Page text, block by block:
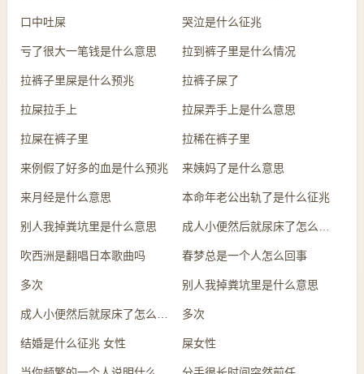
口中吐屎 哭泣是什么征兆
亏了很大一笔钱是什么意思 拉到裤子里是什么情况
拉裤子里屎是什么预兆 拉裤子屎了
拉屎拉手上 拉屎弄手上是什么意思
拉屎在裤子里 拉稀在裤子里
来例假了好多的血是什么预兆 来姨妈了是什么意思
来月经是什么意思 本命年老公出轨了是什么征兆
别人我掉粪坑里是什么意思
吹西洲是翻唱日本歌曲吗 春梦总是一个人怎么回事
多次 别人我掉粪坑里是什么意思
多次
结婚是什么征兆 女性 屎女性